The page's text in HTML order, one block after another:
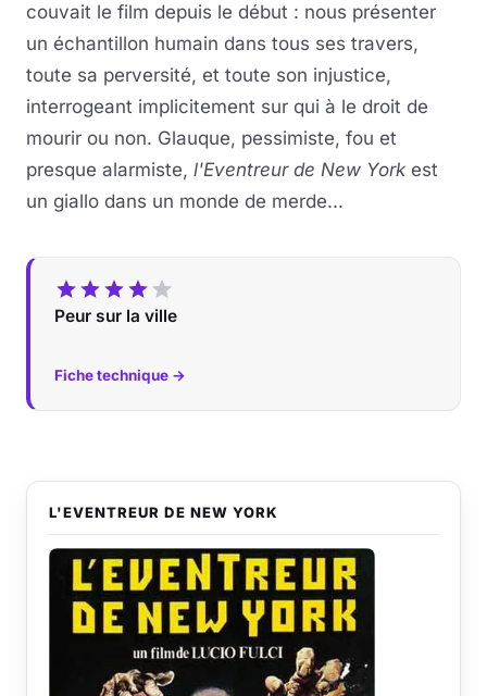
couvait le film depuis le début : nous présenter
un échantillon humain dans tous ses travers,
toute sa perversité, et toute son injustice,
interrogeant implicitement sur qui à le droit de
mourir ou non. Glauque, pessimiste, fou et
presque alarmiste, l'Eventreur de New York est
un giallo dans un monde de merde...
Peur sur la ville
Fiche technique →
L'EVENTREUR DE NEW YORK